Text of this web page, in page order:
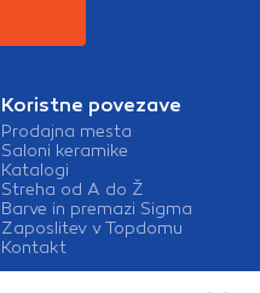
Koristne povezave
Prodajna mesta
Saloni keramike
Katalogi
Streha od A do Ž
Barve in premazi Sigma
Zaposlitev v Topdomu
Kontakt